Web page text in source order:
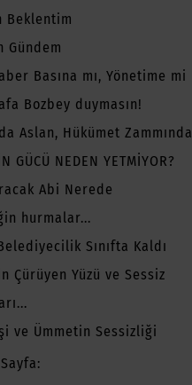
Beklentim
Gündem
Basına mı, Yönetime mi
Bozbey duymasın!
Aslan, Hükümet Zammında
GÜCÜ NEDEN YETMİYOR?
Abi Nerede
hurmalar...
Sınıfta Kaldı
Çürüyen Yüzü ve Sessiz
ve Ümmetin Sessizliği
Sayfa: